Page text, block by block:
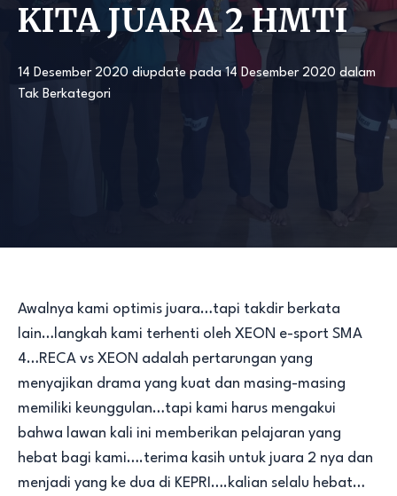
KITA JUARA 2 HMTI
14 Desember 2020 diupdate pada14 Desember 2020 dalam
Tak Berkategori
Awalnya kami optimis juara…tapi takdir berkata
lain…langkah kami terhenti oleh XEON e-sport SMA
4…RECA vs XEON adalah pertarungan yang
menyajikan drama yang kuat dan masing-masing
memiliki keunggulan…tapi kami harus mengakui
bahwa lawan kali ini memberikan pelajaran yang
hebat bagi kami….terima kasih untuk juara 2 nya dan
menjadi yang ke dua di KEPRI….kalian selalu hebat…